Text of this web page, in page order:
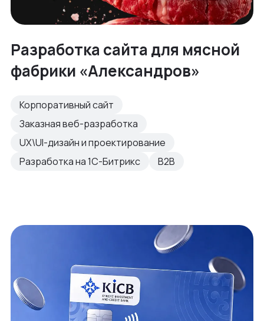
Разработка сайта для мясной
фабрики «Александров»
Корпоративный сайт
Заказная веб-разработка
UX\UI-дизайн и проектирование
Разработка на 1С-Битрикс
B2B